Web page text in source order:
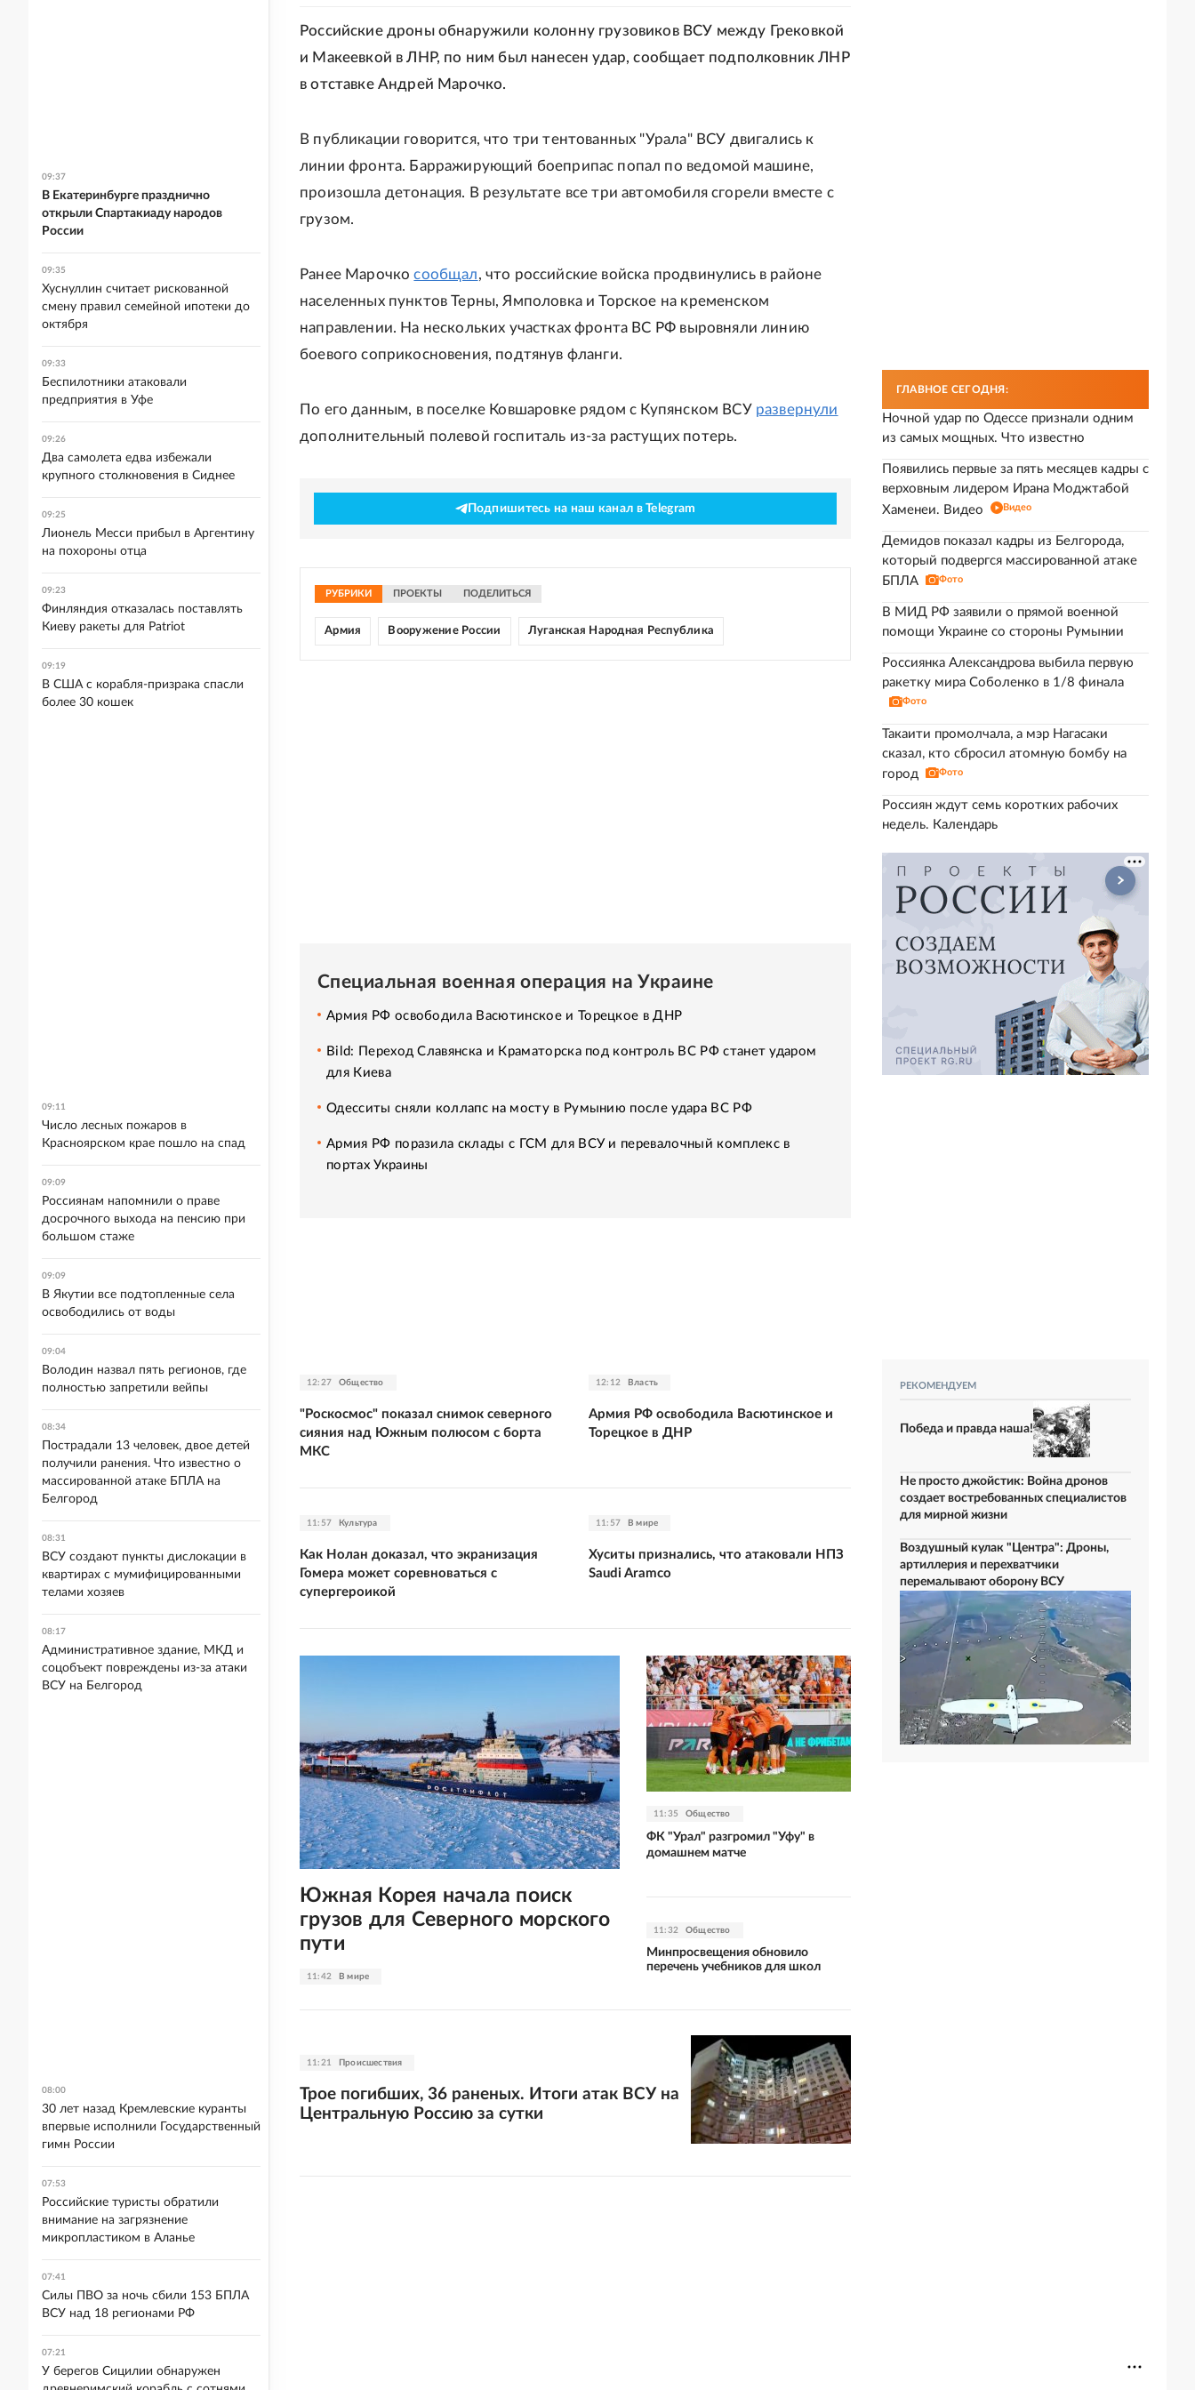
Российские дроны обнаружили колонну грузовиков ВСУ между Грековкой
и Макеевкой в ЛНР, по ним был нанесен удар, сообщает подполковник ЛНР
в отставке Андрей Марочко.
В публикации говорится, что три тентованных "Урала" ВСУ двигались к
линии фронта. Барражирующий боеприпас попал по ведомой машине,
произошла детонация. В результате все три автомобиля сгорели вместе с
грузом.
Ранее Марочкосообщал, что российские войска продвинулись в районе
населенных пунктов Терны, Ямполовка и Торское на кременском
направлении. На нескольких участках фронта ВС РФ выровняли линию
боевого соприкосновения, подтянув фланги.
По его данным, в поселке Ковшаровке рядом с Купянском ВСУ развернули
дополнительный полевой госпиталь из-за растущих потерь.
Подпишитесь на наш канал в Telegram
РУБРИКИ ПРОЕКТЫ ПОДЕЛИТЬСЯ
Армия Вооружение России Луганская Народная Республика
Специальная военная операция на Украине
Армия РФ освободила Васютинское и Торецкое в ДНР
Bild: Переход Славянска и Краматорска под контроль ВС РФ станет ударом
для Киева
Одесситы сняли коллапс на мосту в Румынию после удара ВС РФ
Армия РФ поразила склады с ГСМ для ВСУ и перевалочный комплекс в
портах Украины
12:27 Общество
"Роскосмос" показал снимок северного
сияния над Южным полюсом с борта
МКС
12:12 Власть
Армия РФ освободила Васютинское и
Торецкое в ДНР
11:57 Культура
Как Нолан доказал, что экранизация
Гомера может соревноваться с
супергероикой
11:57 В мире
Хуситы признались, что атаковали НПЗ
Saudi Aramco
11:42 В мире
Южная Корея начала поиск
грузов для Северного морского
пути
11:35 Общество
ФК "Урал" разгромил "Уфу" в
домашнем матче
11:32 Общество
Минпросвещения обновило
перечень учебников для школ
11:21 Происшествия
Трое погибших, 36 раненых. Итоги атак ВСУ на
Центральную Россию за сутки
ГЛАВНОЕ СЕГОДНЯ:
Ночной удар по Одессе признали одним
из самых мощных. Что известно
Появились первые за пять месяцев кадры с
верховным лидером Ирана Моджтабой
Хаменеи. Видео
Видео
Демидов показал кадры из Белгорода,
который подвергся массированной атаке
БПЛА
Фото
В МИД РФ заявили о прямой военной
помощи Украине со стороны Румынии
Россиянка Александрова выбила первую
ракетку мира Соболенко в 1/8 финала
Фото
Такаити промолчала, а мэр Нагасаки
сказал, кто сбросил атомную бомбу на
город
Фото
Россиян ждут семь коротких рабочих
недель. Календарь
РЕКОМЕНДУЕМ
Победа и правда наша!
Не просто джойстик: Война дронов
создает востребованных специалистов
для мирной жизни
Воздушный кулак "Центра": Дроны,
артиллерия и перехватчики
перемалывают оборону ВСУ
09:37
В Екатеринбурге празднично
открыли Спартакиаду народов
России
09:35
Хуснуллин считает рискованной
смену правил семейной ипотеки до
октября
09:33
Беспилотники атаковали
предприятия в Уфе
09:26
Два самолета едва избежали
крупного столкновения в Сиднее
09:25
Лионель Месси прибыл в Аргентину
на похороны отца
09:23
Финляндия отказалась поставлять
Киеву ракеты для Patriot
09:19
В США с корабля-призрака спасли
более 30 кошек
09:11
Число лесных пожаров в
Красноярском крае пошло на спад
09:09
Россиянам напомнили о праве
досрочного выхода на пенсию при
большом стаже
09:09
В Якутии все подтопленные села
освободились от воды
09:04
Володин назвал пять регионов, где
полностью запретили вейпы
08:34
Пострадали 13 человек, двое детей
получили ранения. Что известно о
массированной атаке БПЛА на
Белгород
08:31
ВСУ создают пункты дислокации в
квартирах с мумифицированными
телами хозяев
08:17
Административное здание, МКД и
соцобъект повреждены из-за атаки
ВСУ на Белгород
08:00
30 лет назад Кремлевские куранты
впервые исполнили Государственный
гимн России
07:53
Российские туристы обратили
внимание на загрязнение
микропластиком в Аланье
07:41
Силы ПВО за ночь сбили 153 БПЛА
ВСУ над 18 регионами РФ
07:21
У берегов Сицилии обнаружен